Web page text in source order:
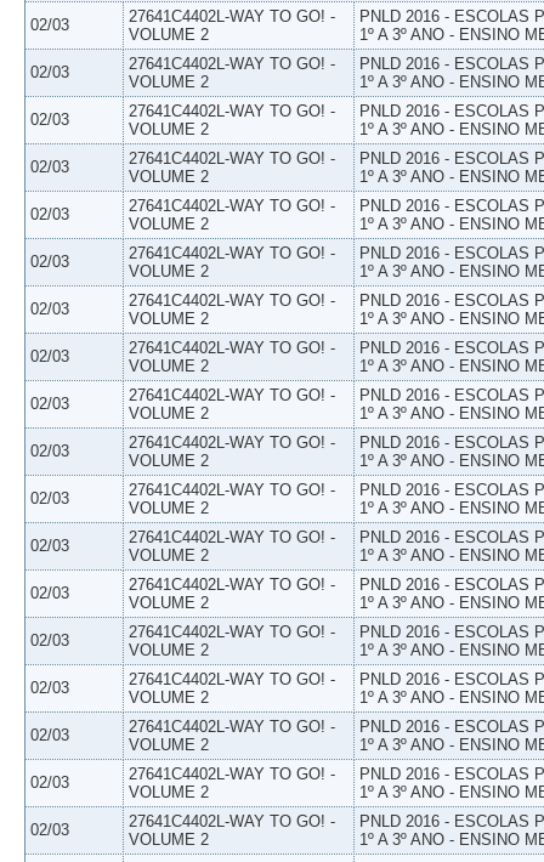
02/03
27641C4402L-WAY TO GO! -
VOLUME 2
PNLD 2016 - ESCOLAS
1º A 3º ANO - ENSINO
02/03
27641C4402L-WAY TO GO! -
VOLUME 2
PNLD 2016 - ESCOLAS
1º A 3º ANO - ENSINO
02/03
27641C4402L-WAY TO GO! -
VOLUME 2
PNLD 2016 - ESCOLAS
1º A 3º ANO - ENSINO
02/03
27641C4402L-WAY TO GO! -
VOLUME 2
PNLD 2016 - ESCOLAS
1º A 3º ANO - ENSINO
02/03
27641C4402L-WAY TO GO! -
VOLUME 2
PNLD 2016 - ESCOLAS
1º A 3º ANO - ENSINO
02/03
27641C4402L-WAY TO GO! -
VOLUME 2
PNLD 2016 - ESCOLAS
1º A 3º ANO - ENSINO
02/03
27641C4402L-WAY TO GO! -
VOLUME 2
PNLD 2016 - ESCOLAS
1º A 3º ANO - ENSINO
02/03
27641C4402L-WAY TO GO! -
VOLUME 2
PNLD 2016 - ESCOLAS
1º A 3º ANO - ENSINO
02/03
27641C4402L-WAY TO GO! -
VOLUME 2
PNLD 2016 - ESCOLAS
1º A 3º ANO - ENSINO
02/03
27641C4402L-WAY TO GO! -
VOLUME 2
PNLD 2016 - ESCOLAS
1º A 3º ANO - ENSINO
02/03
27641C4402L-WAY TO GO! -
VOLUME 2
PNLD 2016 - ESCOLAS
1º A 3º ANO - ENSINO
02/03
27641C4402L-WAY TO GO! -
VOLUME 2
PNLD 2016 - ESCOLAS
1º A 3º ANO - ENSINO
02/03
27641C4402L-WAY TO GO! -
VOLUME 2
PNLD 2016 - ESCOLAS
1º A 3º ANO - ENSINO
02/03
27641C4402L-WAY TO GO! -
VOLUME 2
PNLD 2016 - ESCOLAS
1º A 3º ANO - ENSINO
02/03
27641C4402L-WAY TO GO! -
VOLUME 2
PNLD 2016 - ESCOLAS
1º A 3º ANO - ENSINO
02/03
27641C4402L-WAY TO GO! -
VOLUME 2
PNLD 2016 - ESCOLAS
1º A 3º ANO - ENSINO
02/03
27641C4402L-WAY TO GO! -
VOLUME 2
PNLD 2016 - ESCOLAS
1º A 3º ANO - ENSINO
02/03
27641C4402L-WAY TO GO! -
VOLUME 2
PNLD 2016 - ESCOLAS
1º A 3º ANO - ENSINO